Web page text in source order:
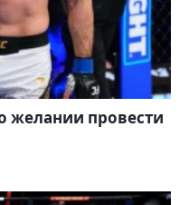
желании провести